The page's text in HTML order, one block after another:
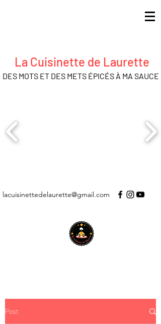
La Cuisinette de Laurette
DES MOTS ET DES METS ÉPICÉS À MA SAUCE
lacuisinettedelaurette@gmail.com
Post